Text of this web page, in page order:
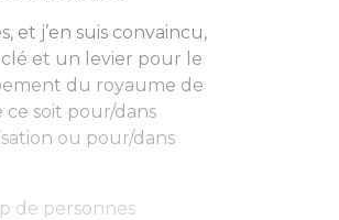
et j’en suis convaincu,
et un levier pour le
du royaume de
ce soit pour/dans
ou pour/dans
de personnes